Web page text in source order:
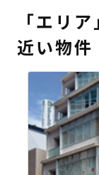
「エリ
近い物件